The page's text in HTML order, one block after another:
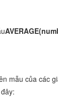
mẫu của các